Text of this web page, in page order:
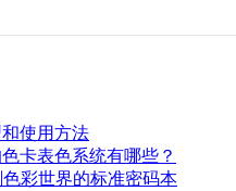
使用方法
卡表色系统有哪些？
彩世界的标准密码本